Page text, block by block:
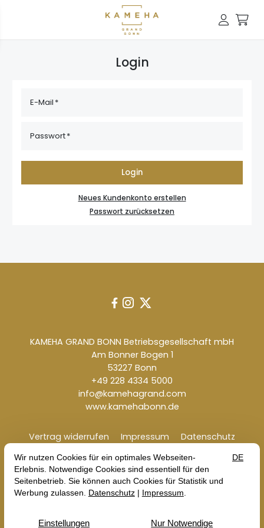
Login
E-Mail
Passwort
Login
Neues Kundenkonto erstellen
Passwort zurücksetzen
  
KAMEHA GRAND BONN Betriebsgesellschaft mbH
Am Bonner Bogen 1
53227 Bonn
+49 228 4334 5000
info@kamehagrand.com
www.kamehabonn.de
Vertrag widerrufen Impressum
Datenschutz
Alle Preise gelten inkl. MwSt. zzgl. Versandkosten